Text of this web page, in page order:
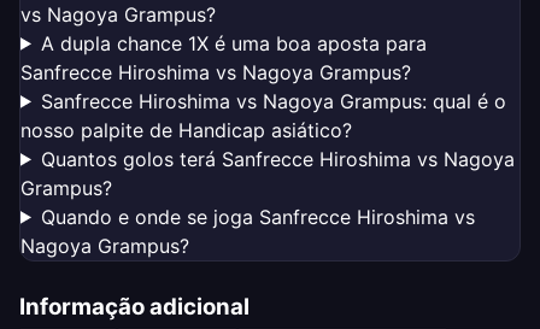
vs Nagoya Grampus?
A dupla chance 1X é uma boa aposta para
Sanfrecce Hiroshima vs Nagoya Grampus?
Sanfrecce Hiroshima vs Nagoya Grampus: qual é o
nosso palpite de Handicap asiático?
Quantos golos terá Sanfrecce Hiroshima vs Nagoya
Grampus?
Quando e onde se joga Sanfrecce Hiroshima vs
Nagoya Grampus?
Informação adicional